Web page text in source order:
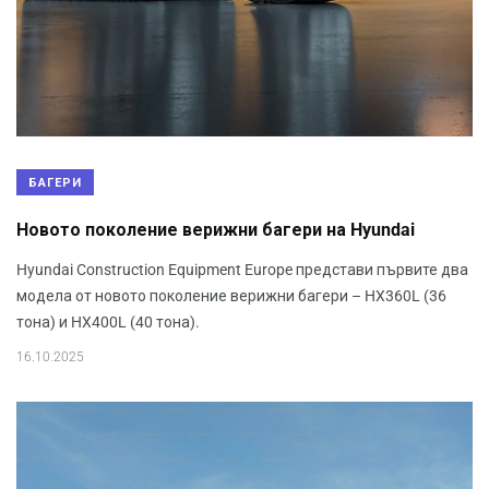
БАГЕРИ
Новото поколение верижни багери на Hyundai
Hyundai Construction Equipment Europe представи първите два
модела от новото поколение верижни багери – HX360L (36
тона) и HX400L (40 тона).
16.10.2025